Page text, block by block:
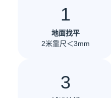
1
地面找平
2米靠尺＜3mm
3